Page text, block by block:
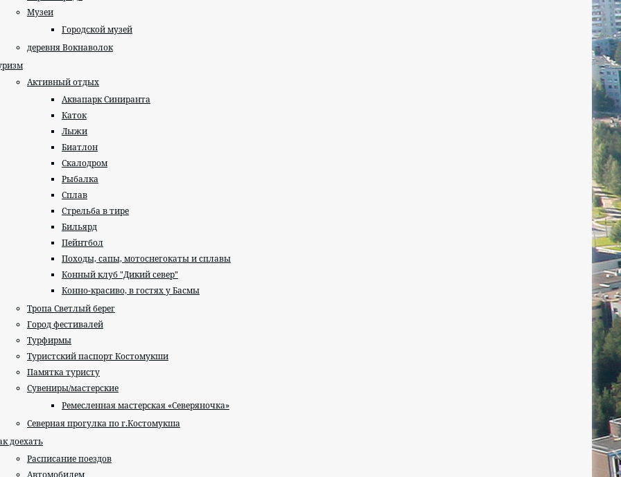
Музеи
Городской музей
деревня Вокнаволок
Активный отдых
Аквапарк Синиранта
Каток
Лыжи
Биатлон
Скалодром
Рыбалка
Сплав
Стрельба в тире
Бильярд
Пейнтбол
Походы, сапы, мотоснегокаты и сплавы
Конный клуб "Дикий север"
Конно-красиво, в гостях у Басмы
Тропа Светлый берег
Город фестивалей
Турфирмы
Туристский паспорт Костомукши
Памятка туристу
Сувениры/мастерские
Ремесленная мастерская «Северяночка»
Северная прогулка по г.Костомукша
доехать
Расписание поездов